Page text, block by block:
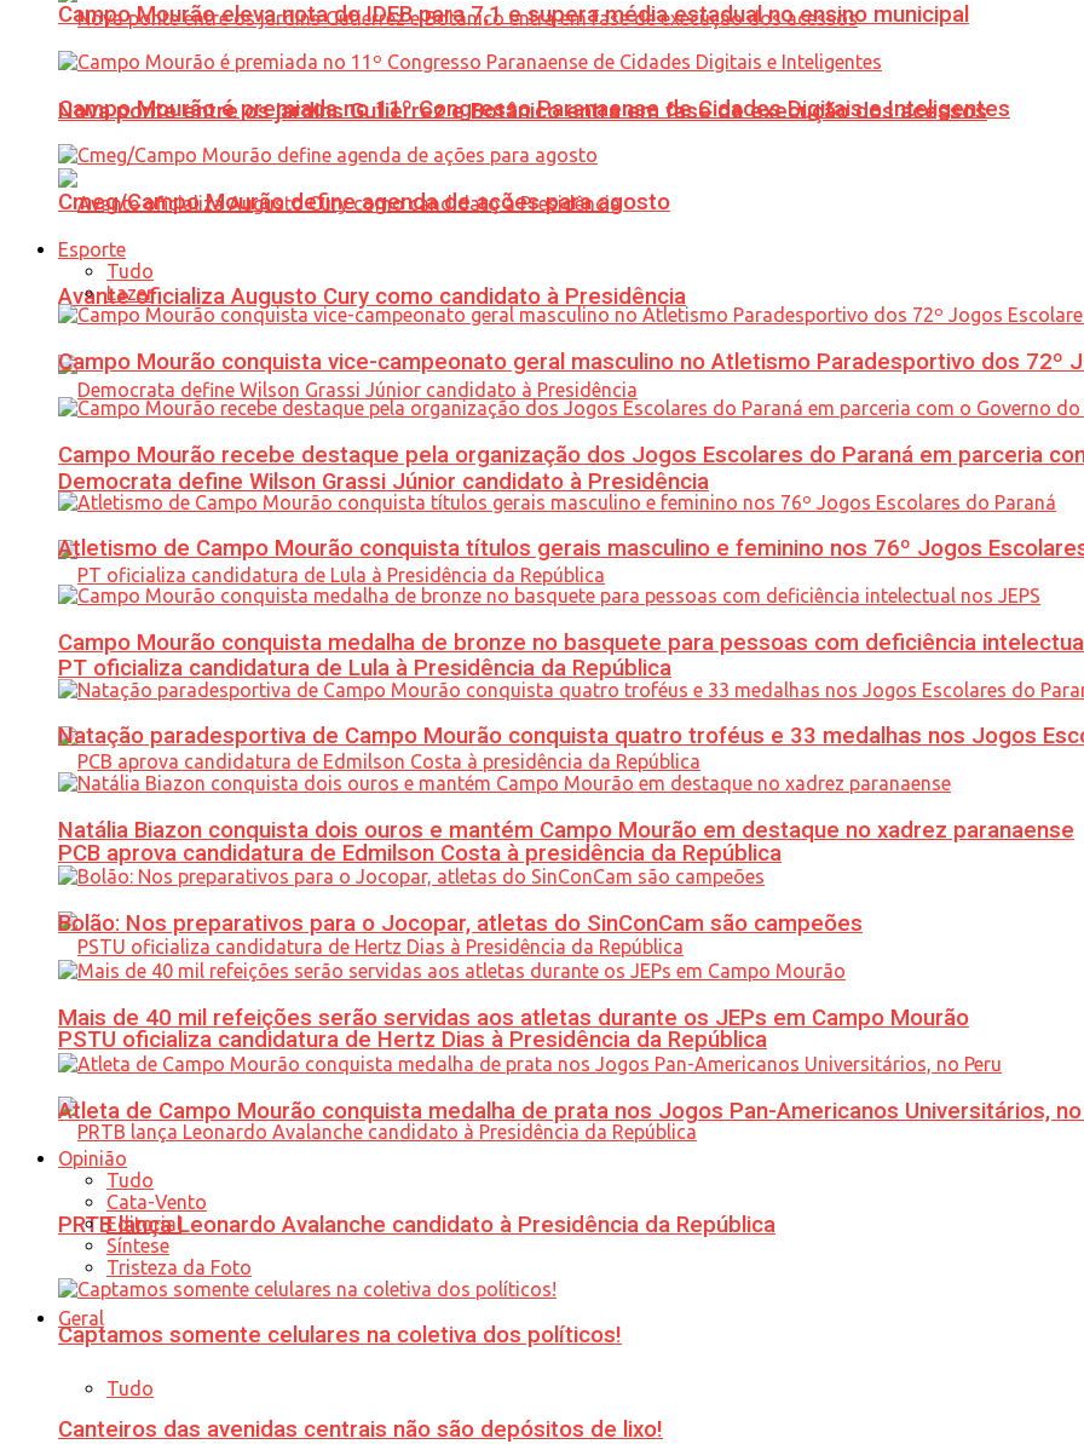
Nova ponte entre os jardins Gutierrez e Botânico entra em fase de execução dos acessos
Avante oficializa Augusto Cury como candidato à Presidência
Democrata define Wilson Grassi Júnior candidato à Presidência
PT oficializa candidatura de Lula à Presidência da República
PCB aprova candidatura de Edmilson Costa à presidência da República
PSTU oficializa candidatura de Hertz Dias à Presidência da República
PRTB lança Leonardo Avalanche candidato à Presidência da República
Geral
Tudo
Campo Mourão eleva nota do IDEB para 7,1 e supera média estadual no ensino municipal
Campo Mourão é premiada no 11º Congresso Paranaense de Cidades Digitais e Inteligentes
Cmeg/Campo Mourão define agenda de ações para agosto
Esporte
Tudo
Lazer
Campo Mourão conquista vice-campeonato geral masculino no Atletismo Paradesportivo dos 72º
Campo Mourão recebe destaque pela organização dos Jogos Escolares do Paraná em parceria
Atletismo de Campo Mourão conquista títulos gerais masculino e feminino nos 76º Jogos
Campo Mourão conquista medalha de bronze no basquete para pessoas com deficiência
Natação paradesportiva de Campo Mourão conquista quatro troféus e 33 medalhas nos Jogos
Natália Biazon conquista dois ouros e mantém Campo Mourão em destaque no xadrez paranaense
Bolão: Nos preparativos para o Jocopar, atletas do SinConCam são campeões
Mais de 40 mil refeições serão servidas aos atletas durante os JEPs em Campo Mourão
Atleta de Campo Mourão conquista medalha de prata nos Jogos Pan-Americanos Universitários,
Opinião
Tudo
Cata-Vento
Editorial
Síntese
Tristeza da Foto
Captamos somente celulares na coletiva dos políticos!
Canteiros das avenidas centrais não são depósitos de lixo!